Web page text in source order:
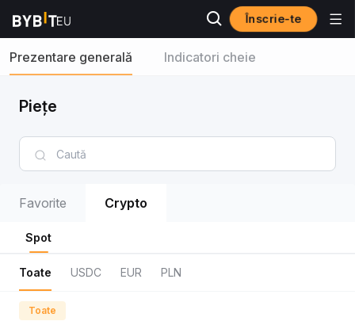
Înscrie-te
Prezentare generală Indicatori cheie
Piețe
Favorite Crypto
Spot
Toate USDC EUR PLN
Toate